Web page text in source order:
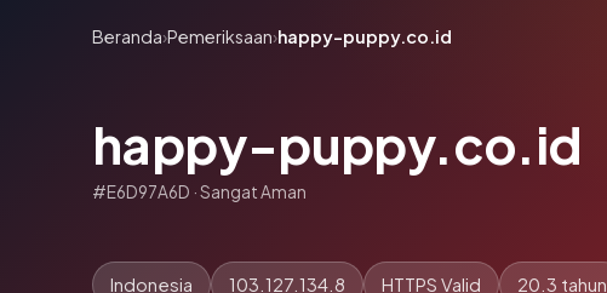
Beranda›Pemeriksaan›happy-puppy.co.id
happy-puppy.co.id
#E6D97A6D · Sangat Aman
Indonesia 103.127.134.8 HTTPS Valid 20.3 tahun